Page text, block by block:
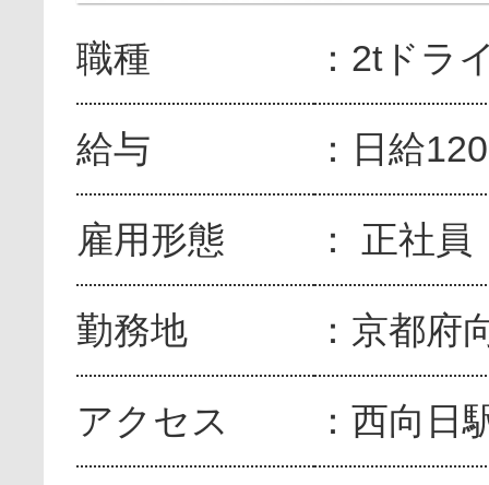
職種 2tドラ
給与 日給
雇用形態 正社員
勤務地 京都府
アクセス 西向日